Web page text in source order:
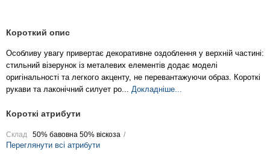
Короткий опис
Особливу увагу привертає декоративне оздоблення у верхній частині:
стильний візерунок із металевих елементів додає моделі
оригінальності та легкого акценту, не перевантажуючи образ. Короткі
рукави та лаконічний силует ро... Докладніше...
Короткі атрибути
Склад 50% бавовна 50% віскоза
Переглянути всі атрибути